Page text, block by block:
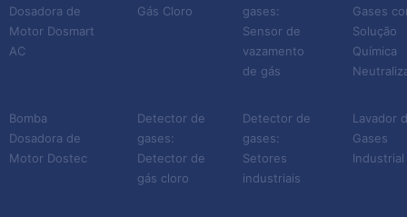
Dosadora de
Motor Dosmart
AC
Bomba
Dosadora de
Motor Dostec
Gás Cloro
Detector de
gases:
Detector de
gás cloro
gases:
Sensor de
vazamento
de gás
Detector de
gases:
Setores
industriais
Gases
Solução
Química
Lavador
Gases
Industrial